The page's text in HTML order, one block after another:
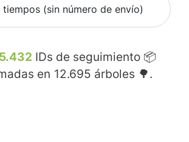
tiempos (sin número de envío)
IDs de seguimiento 📦
en 12.695 árboles 🌳.